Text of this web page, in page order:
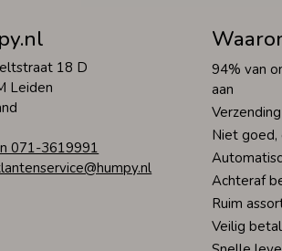
18 D
Leiden
071-3619991
94% van
aan
Niet
Achteraf
Ruim
Veilig